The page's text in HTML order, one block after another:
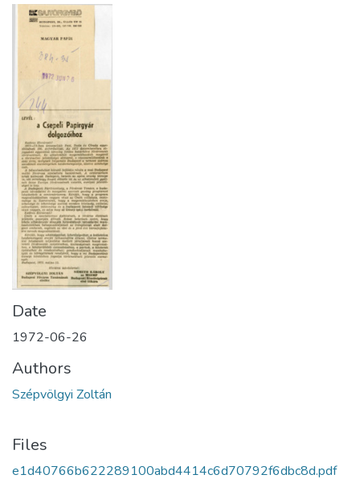
Date
1972-06-26
Authors
Szépvölgyi Zoltán
Files
e1d40766b622289100abd4414c6d70792f6dbc8d.pdf